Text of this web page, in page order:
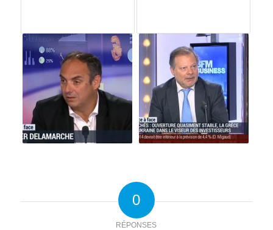
0
RÉPONSES